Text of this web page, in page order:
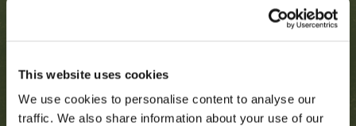
This website uses cookies
We use cookies to personalise content to analyse our
traffic. We also share information about your use of our